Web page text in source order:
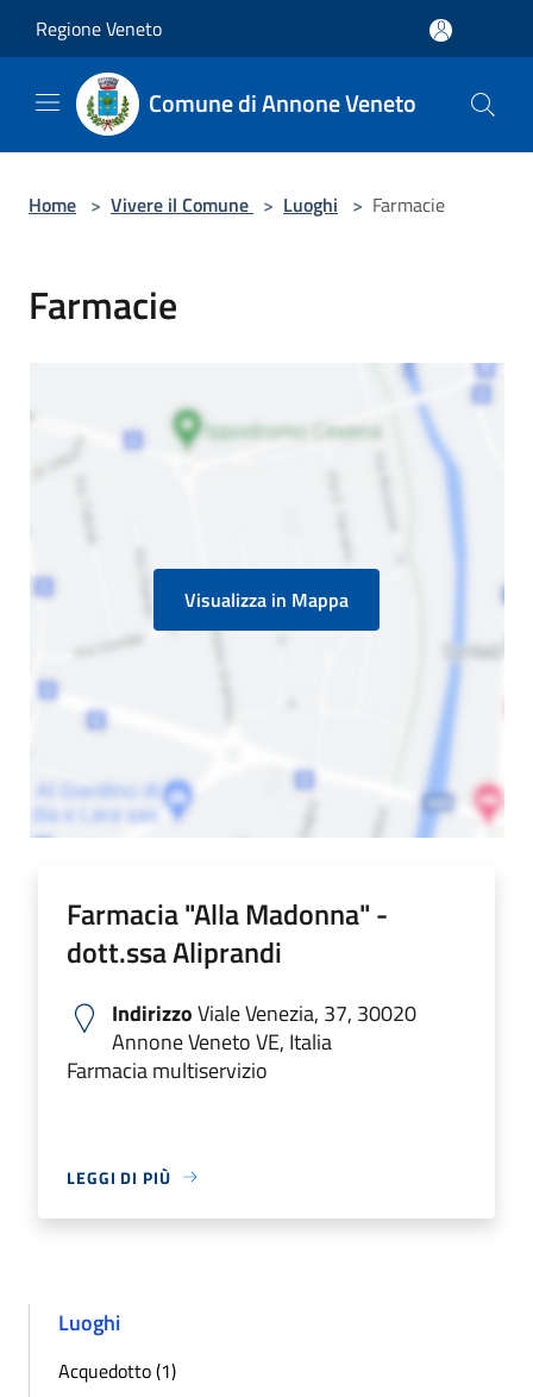
Regione Veneto
Comune di Annone Veneto
Home > Vivere il Comune > Luoghi > Farmacie
Farmacie
Visualizza in Mappa
Farmacia "Alla Madonna" -
dott.ssa Aliprandi
IndirizzoViale Venezia, 37, 30020
Annone Veneto VE, Italia
Farmacia multiservizio
LEGGI DI PIÙ
Luoghi
Acquedotto (1)